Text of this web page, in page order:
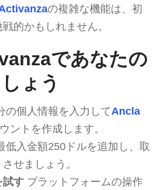
の複雑な機能は、初
的かもしれません。
であなたの
ょう
の個人情報を入力してAncla
ントを作成します。
低入金額250ドルを追加し、取
せましょう。
試すプラットフォームの操作